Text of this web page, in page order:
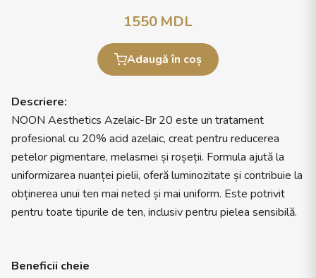
1550MDL
Adaugă în coș
Descriere:
NOON Aesthetics Azelaic-Br 20 este un tratament
profesional cu 20% acid azelaic, creat pentru reducerea
petelor pigmentare, melasmei și roșeții. Formula ajută la
uniformizarea nuanței pielii, oferă luminozitate și contribuie la
obținerea unui ten mai neted și mai uniform. Este potrivit
pentru toate tipurile de ten, inclusiv pentru pielea sensibilă.
Beneficii cheie